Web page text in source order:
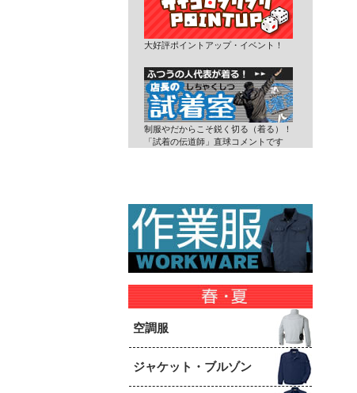
大好評ポイントアップ・イベント！
制服やだからこそ鋭く切る（着る）！
「試着の伝道師」直球コメントです
空調服
ジャケット・ブルゾン